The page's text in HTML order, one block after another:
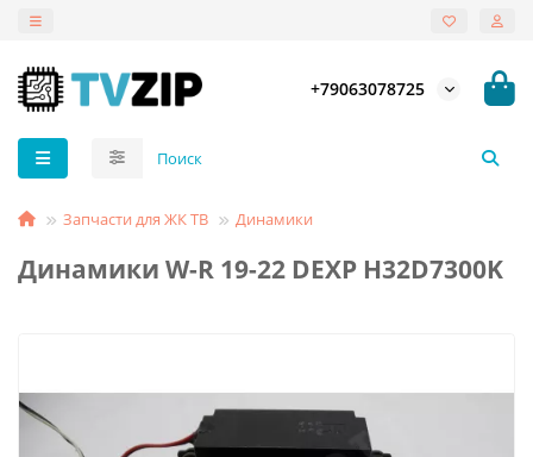
+79063078725
Запчасти для ЖК ТВ Динамики
Динамики W-R 19-22 DEXP H32D7300K